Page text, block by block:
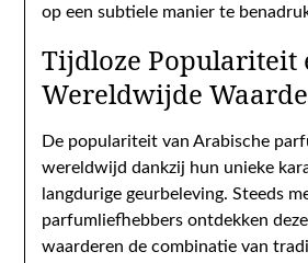
op een subtiele manier te
Tijdloze Populariteit
Wereldwijde
De populariteit van Arabische
wereldwijd dankzij hun unieke
langdurige geurbeleving. Steeds
parfumliefhebbers ontdekken
waarderen de combinatie van